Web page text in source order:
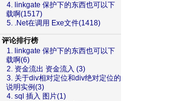
4. linkgate 保护下的东西也可以下
载啊(1517)
5. .Net在调用 Exe文件(1418)
评论排行榜
1. linkgate 保护下的东西也可以下
载啊(6)
2. 资金流出 资金流入 (3)
3. 关于div相对定位和div绝对定位的
说明实例(3)
4. sql 插入 图片(1)